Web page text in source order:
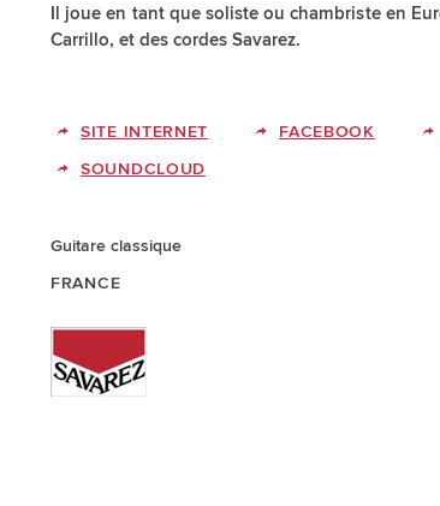
Il joue en tant que soliste ou chambriste en
Carrillo, et des cordes Savarez.
SITE INTERNET FACEBOOK
SOUNDCLOUD
Guitare classique
FRANCE